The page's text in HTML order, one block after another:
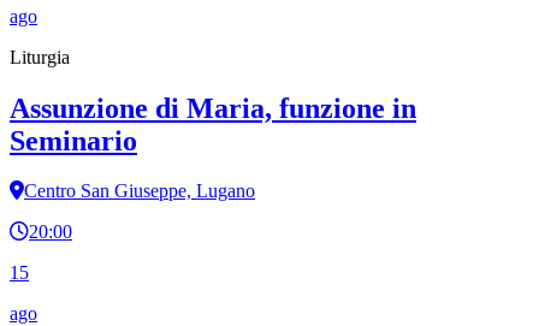
ago
Liturgia
Assunzione di Maria, funzione in
Seminario
Centro San Giuseppe, Lugano
20:00
15
ago